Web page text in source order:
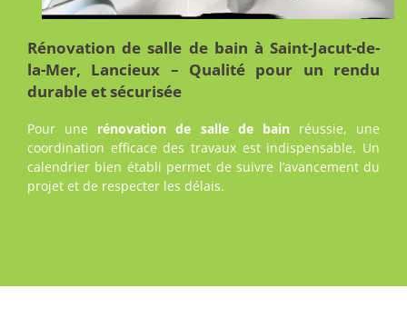
Rénovation de salle de bain à Saint-Jacut-de-
la-Mer, Lancieux – Qualité pour un rendu
durable et sécurisée
Pour une rénovation de salle de bainréussie, une
coordination efficace des travaux est indispensable. Un
calendrier bien établi permet de suivre l’avancement du
projet et de respecter les délais.